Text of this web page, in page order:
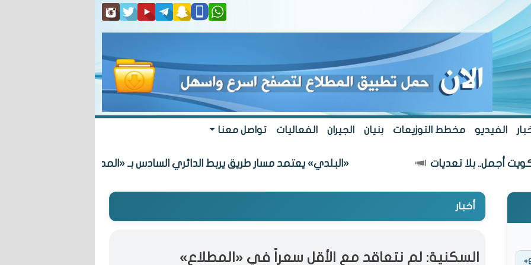
الفيديو مخطط التوزيعات بنيان الجيران الفعاليات تواصل معنا
بلا تعديات «البلدي» يعتمد مسار طريق يربط الدائري السادس بـ «المطلاع» السكنية
أخبار
السكنية: لم نتعاقد مع الأقل سعراً في «المطلاع»